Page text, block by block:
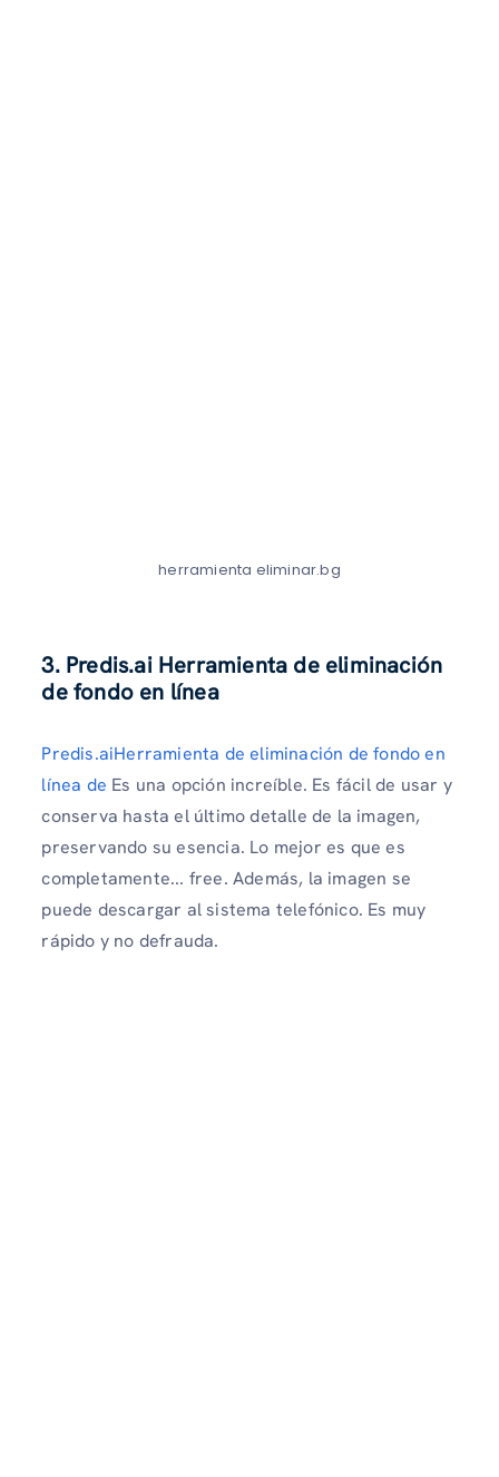
herramienta eliminar.bg
3. Predis.ai Herramienta de eliminación
de fondo en línea
Predis.aiHerramienta de eliminación de fondo en
línea de Es una opción increíble. Es fácil de usar y
conserva hasta el último detalle de la imagen,
preservando su esencia. Lo mejor es que es
completamente... free. Además, la imagen se
puede descargar al sistema telefónico. Es muy
rápido y no defrauda.